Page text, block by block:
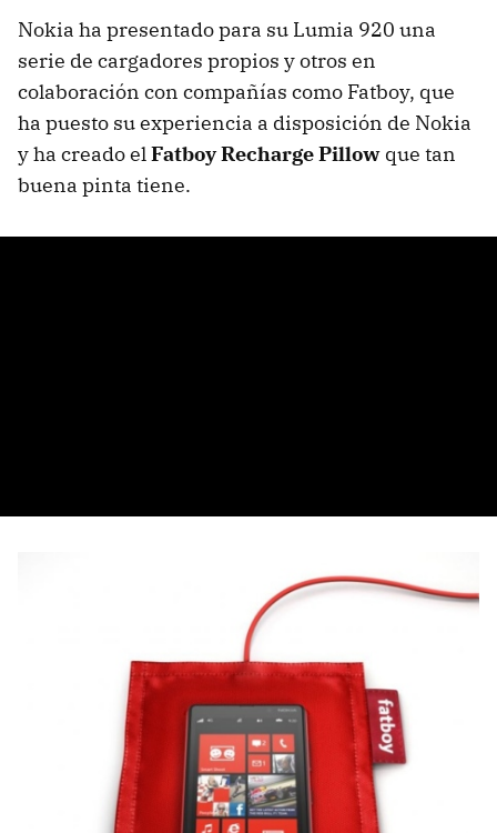
Nokia ha presentado para su Lumia 920 una
serie de cargadores propios y otros en
colaboración con compañías como Fatboy, que
ha puesto su experiencia a disposición de Nokia
y ha creado elFatboy Recharge Pillow que tan
buena pinta tiene.